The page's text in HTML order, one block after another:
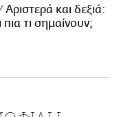
Αριστερά και δεξιά:
τι σημαίνουν;